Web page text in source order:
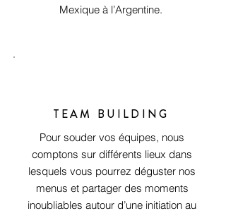
Mexique à l’Argentine.
TEAM BUILDING
Pour souder vos équipes, nous
comptons sur différents lieux dans
lesquels vous pourrez déguster nos
menus et partager des moments
inoubliables autour d’une initiation au